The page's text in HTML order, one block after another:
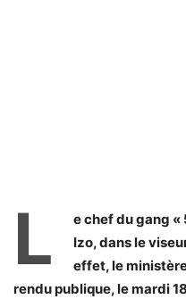
L
e chef du gang «
Izo, dans le
effet, le
rendu publique, le mardi